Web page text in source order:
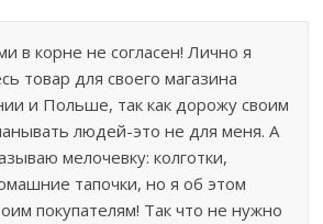
в корне не согласен! Лично я
товар для своего магазина
и Польше, так как дорожу своим
людей-это не для меня. А
мелочевку: колготки,
тапочки, но я об этом
покупателям! Так что не нужно